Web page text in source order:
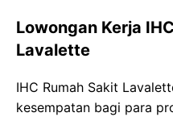
Lowongan Kerja
Lavalette
IHC Rumah Sakit
kesempatan bagi para